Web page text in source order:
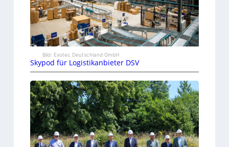
Bild: Exotec Deutschland GmbH
Skypod für Logistikanbieter DSV